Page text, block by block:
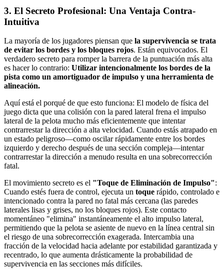
3. El Secreto Profesional: Una Ventaja Contra-
Intuitiva
La mayoría de los jugadores piensan que la supervivencia se trata
de evitar los bordes y los bloques rojos. Están equivocados. El
verdadero secreto para romper la barrera de la puntuación más alta
es hacer lo contrario: Utilizar intencionalmente los bordes de la
pista como un amortiguador de impulso y una herramienta de
alineación.
Aquí está el porqué de que esto funciona: El modelo de física del
juego dicta que una colisión con la pared lateral frena el impulso
lateral de la pelota mucho más eficientemente que intentar
contrarrestar la dirección a alta velocidad. Cuando estás atrapado en
un estado peligroso—como oscilar rápidamente entre los bordes
izquierdo y derecho después de una sección compleja—intentar
contrarrestar la dirección a menudo resulta en una sobrecorrección
fatal.
El movimiento secreto es el "Toque de Eliminación de Impulso":
Cuando estés fuera de control, ejecuta un toque rápido, controlado e
intencionado contra la pared no fatal más cercana (las paredes
laterales lisas y grises, no los bloques rojos). Este contacto
momentáneo "elimina" instantáneamente el alto impulso lateral,
permitiendo que la pelota se asiente de nuevo en la línea central sin
el riesgo de una sobrecorrección exagerada. Intercambia una
fracción de la velocidad hacia adelante por estabilidad garantizada y
recentrado, lo que aumenta drásticamente la probabilidad de
supervivencia en las secciones más difíciles.